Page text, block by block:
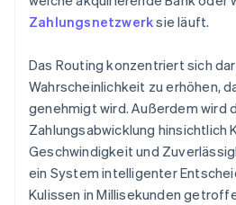
Zahlungsnetzwerksie läuft.
Das Routing konzentriert sich
Wahrscheinlichkeit zu erhöhen,
genehmigt wird. Außerdem wird
Zahlungsabwicklung hinsichtlich
Geschwindigkeit und
ein System intelligenter
Kulissen in Millisekunden